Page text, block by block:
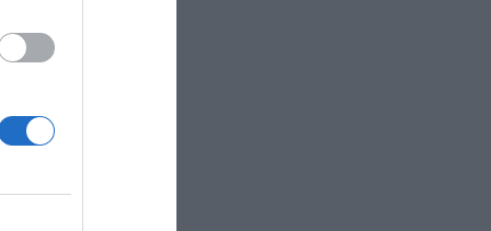
y que
La